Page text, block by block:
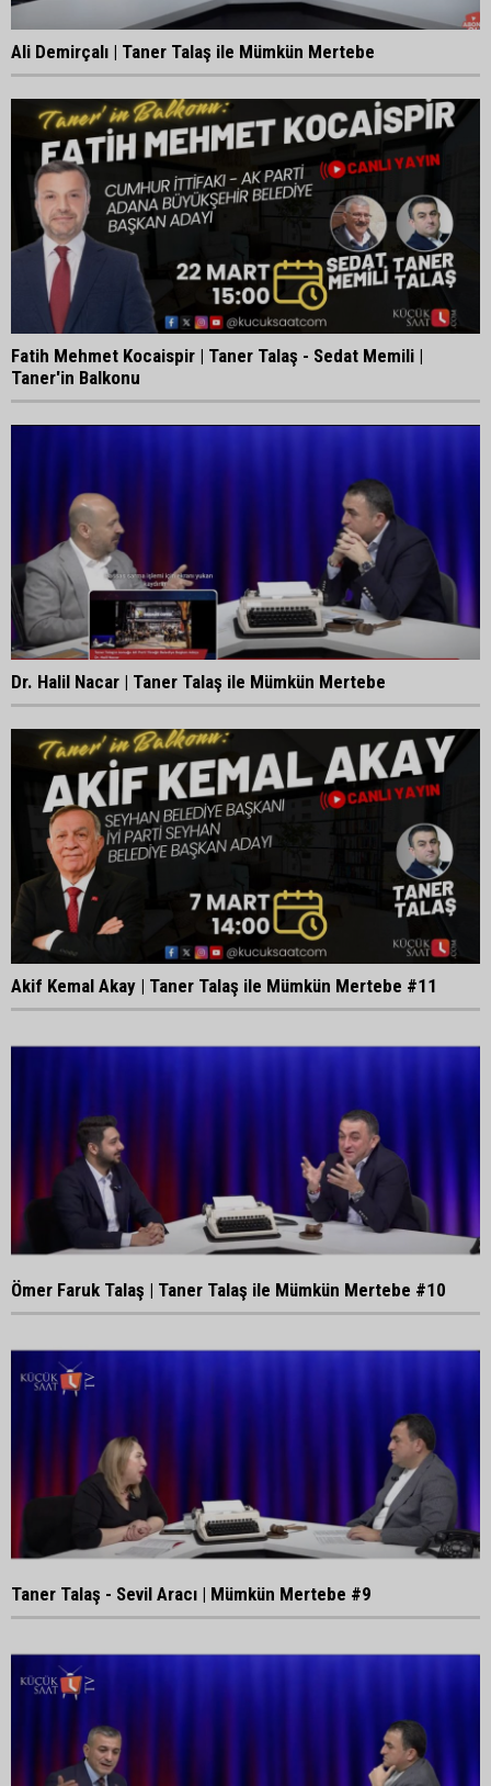
Ali Demirçalı | Taner Talaş ile Mümkün Mertebe
Fatih Mehmet Kocaispir | Taner Talaş - Sedat Memili |
Taner'in Balkonu
Dr. Halil Nacar | Taner Talaş ile Mümkün Mertebe
Akif Kemal Akay | Taner Talaş ile Mümkün Mertebe #11
Ömer Faruk Talaş | Taner Talaş ile Mümkün Mertebe #10
Taner Talaş - Sevil Aracı | Mümkün Mertebe #9